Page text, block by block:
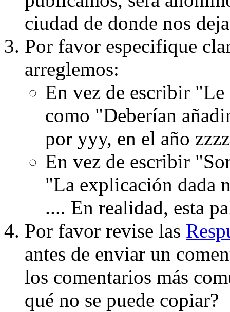
ciudad de donde nos
Por favor especifique
arreglemos:
En vez de escribir
como "Deberían
por yyy, en el año
En vez de escribir
"La explicación dada
.... En realidad, esta
Por favor revise las
antes de enviar un
los comentarios más
qué no se puede copiar?